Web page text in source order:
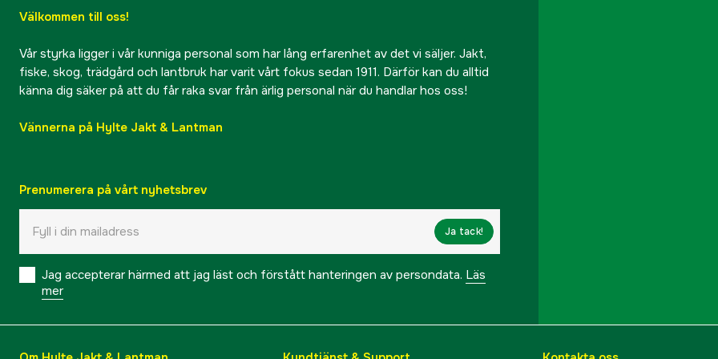
Välkommen till oss!
Vår styrka ligger i vår kunniga personal som har lång erfarenhet av det vi säljer. Jakt,
fiske, skog, trädgård och lantbruk har varit vårt fokus sedan 1911. Därför kan du alltid
känna dig säker på att du får raka svar från ärlig personal när du handlar hos oss!
Vännerna på Hylte Jakt & Lantman
Prenumerera på vårt nyhetsbrev
Ja tack!
Jag accepterar härmed att jag läst och förstått hanteringen av persondata. Läs
mer